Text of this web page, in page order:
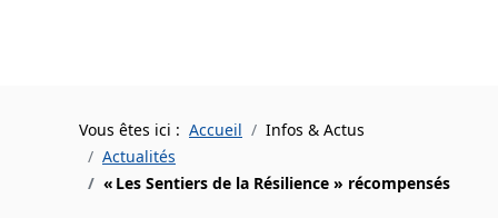
Vous êtes ici : Accueil
Infos & Actus
Actualités
« Les Sentiers de la Résilience » récompensés